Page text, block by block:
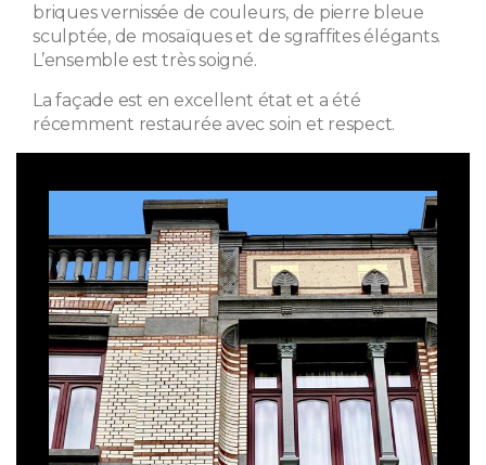
briques vernissée de couleurs, de pierre bleue
sculptée, de mosaïques et de sgraffites élégants.
L’ensemble est très soigné.
La façade est en excellent état et a été
récemment restaurée avec soin et respect.